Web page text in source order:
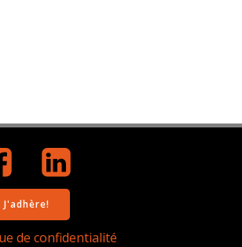
J'adhère!
de confidentialité